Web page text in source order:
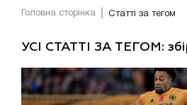
Головна сторінка Статті за тегом
УСІ СТАТТІ ЗА ТЕГОМ: